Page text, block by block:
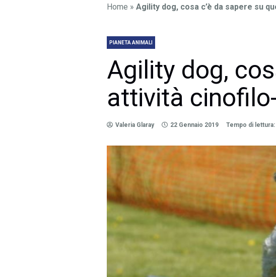
Home » Agility dog, cosa c’è da sapere su
PIANETA ANIMALI
Agility dog,
attività
Valeria Glaray 22 Gennaio 2019 Tempo di lettura: